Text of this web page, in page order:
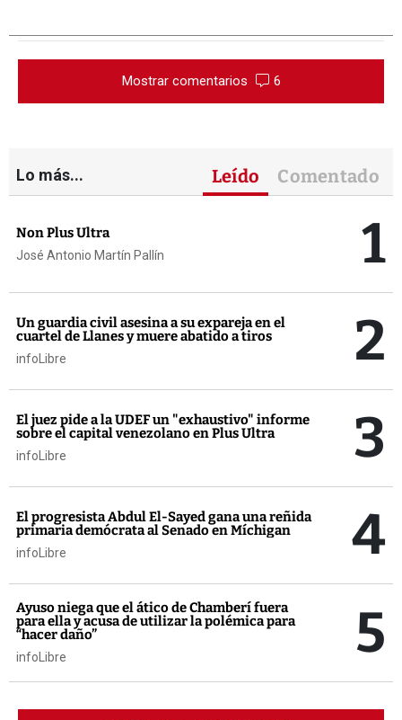
Mostrar comentarios 6
Lo más... Leído Comentado
Non Plus Ultra
José Antonio Martín Pallín 1
Un guardia civil asesina a su expareja en el
cuartel de Llanes y muere abatido a tiros
infoLibre 2
El juez pide a la UDEF un "exhaustivo" informe
sobre el capital venezolano en Plus Ultra
infoLibre 3
El progresista Abdul El-Sayed gana una reñida
primaria demócrata al Senado en Míchigan
infoLibre 4
Ayuso niega que el ático de Chamberí fuera
para ella y acusa de utilizar la polémica para
“hacer daño”
infoLibre 5